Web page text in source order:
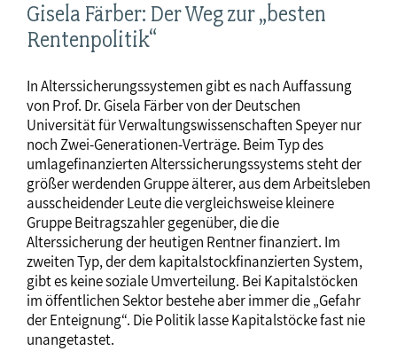
Gisela Färber: Der Weg zur „besten
Rentenpolitik“
In Alterssicherungssystemen gibt es nach Auffassung
von Prof. Dr. Gisela Färber von der Deutschen
Universität für Verwaltungswissenschaften Speyer nur
noch Zwei-Generationen-Verträge. Beim Typ des
umlagefinanzierten Alterssicherungssystems steht der
größer werdenden Gruppe älterer, aus dem Arbeitsleben
ausscheidender Leute die vergleichsweise kleinere
Gruppe Beitragszahler gegenüber, die die
Alterssicherung der heutigen Rentner finanziert. Im
zweiten Typ, der dem kapitalstockfinanzierten System,
gibt es keine soziale Umverteilung. Bei Kapitalstöcken
im öffentlichen Sektor bestehe aber immer die „Gefahr
der Enteignung“. Die Politik lasse Kapitalstöcke fast nie
unangetastet.